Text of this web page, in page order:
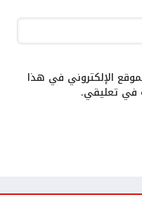
الإلكتروني في هذا
في تعليقي.